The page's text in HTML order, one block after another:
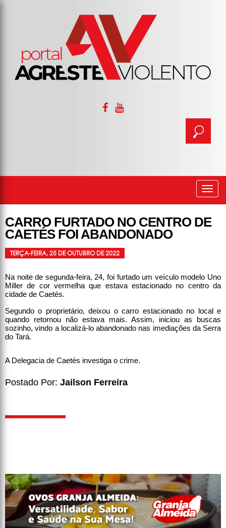
CARRO FURTADO NO CENTRO DE
CAETÉS FOI ABANDONADO
TERÇA-FEIRA, 25 DE OUTUBRO DE 2022
Na noite de segunda-feira, 24, foi furtado um veículo modelo Uno
Miller de cor vermelha que estava estacionado no centro da
cidade de Caetés.
Segundo o proprietário, deixou o carro estacionado no local e
quando retornou não estava mais. Assim, iniciou as buscas
sozinho, vindo a localizá-lo abandonado nas imediações da Serra
do Tará.
A Delegacia de Caetés investiga o crime.
Postado Por: Jailson Ferreira